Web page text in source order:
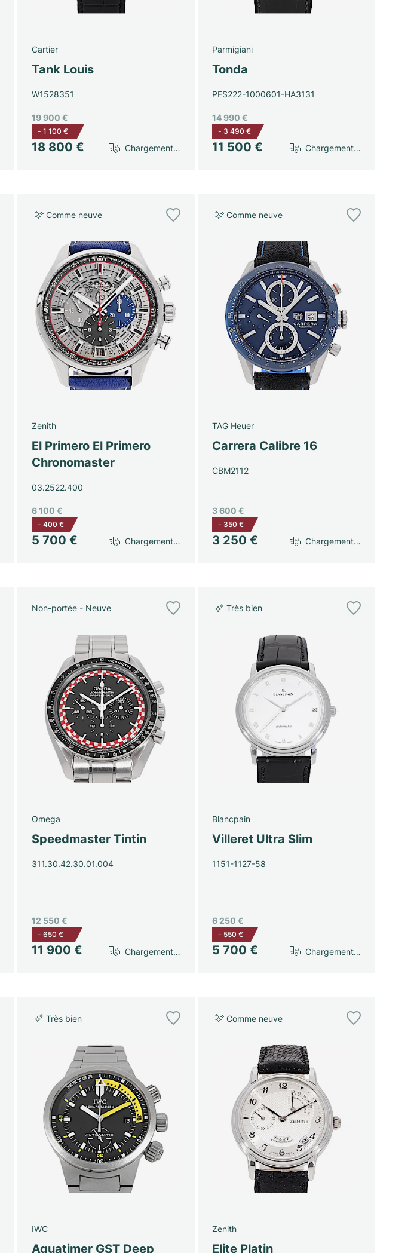
Cartier
Tank Louis
W1528351
18 800 €
19 900 €
- 1 100 €
Chargement…
Parmigiani
Tonda
PFS222-1000601-HA3131
11 500 €
14 990 €
- 3 490 €
Chargement…
Comme neuve
Zenith
El Primero El Primero
Chronomaster
03.2522.400
5 700 €
6 100 €
- 400 €
Chargement…
Comme neuve
TAG Heuer
Carrera Calibre 16
CBM2112
3 250 €
3 600 €
- 350 €
Chargement…
Non-portée - Neuve
Omega
Speedmaster Tintin
311.30.42.30.01.004
11 900 €
12 550 €
- 650 €
Chargement…
Très bien
Blancpain
Villeret Ultra Slim
1151-1127-58
5 700 €
6 250 €
- 550 €
Chargement…
Très bien
IWC
Aquatimer GST Deep
Comme neuve
Zenith
Elite Platin